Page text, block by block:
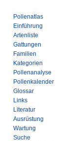
Pollenatlas
Einführung
Artenliste
Gattungen
Familien
Kategorien
Pollenanalyse
Pollenkalender
Glossar
Links
Literatur
Ausrüstung
Wartung
Suche